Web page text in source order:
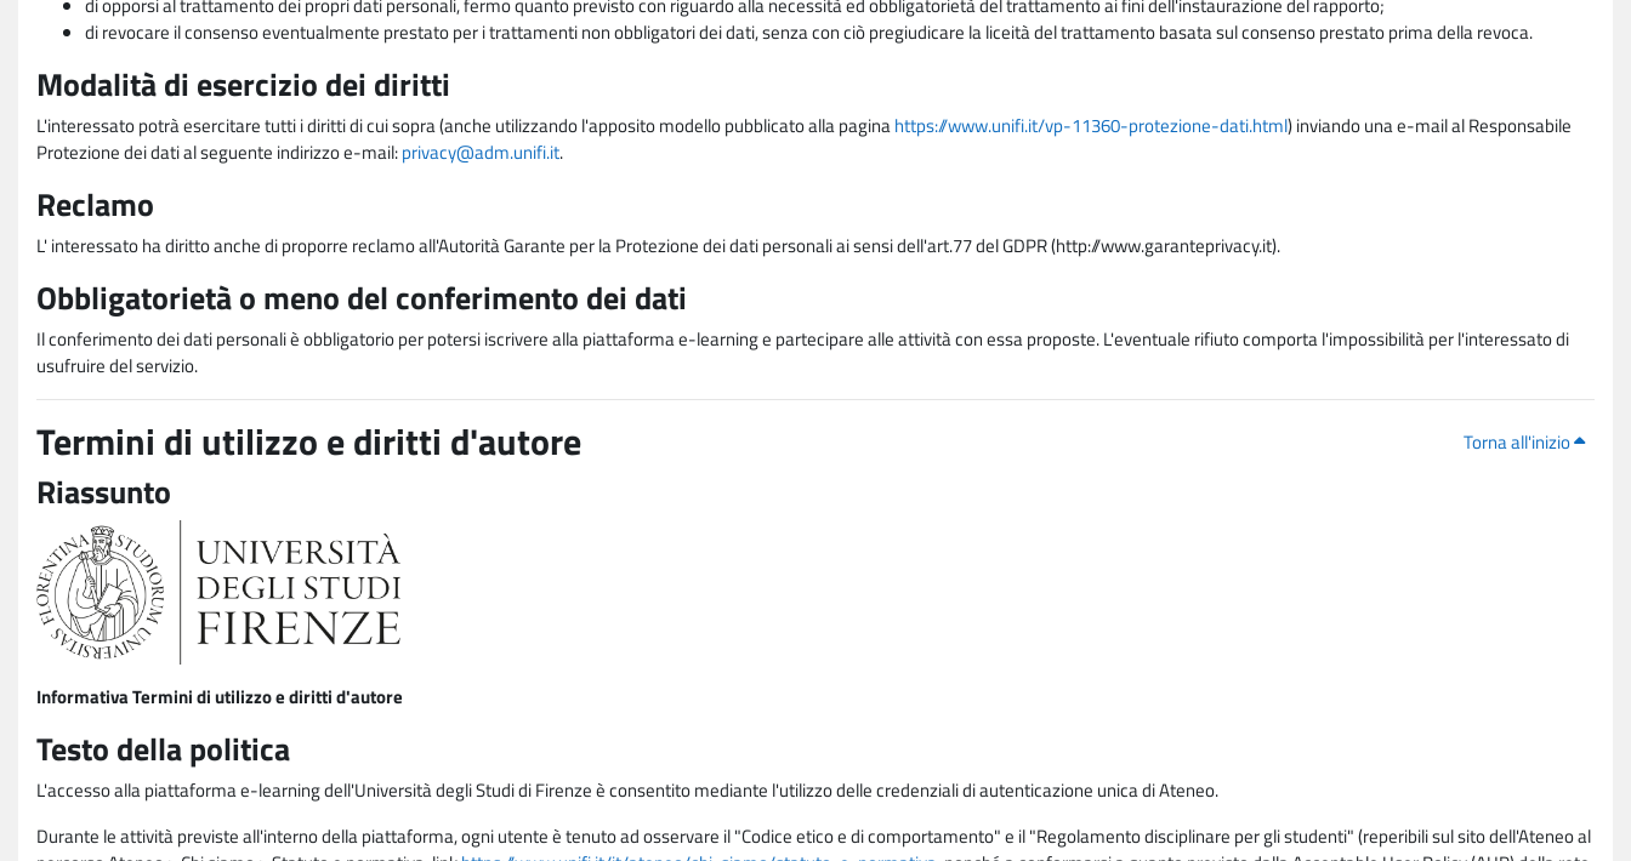
di revocare il consenso eventualmente prestato per i trattamenti non obbligatori dei dati, senza con ciò pregiudicare la liceità del trattamento basata sul consenso prestato prima della revoca.
Modalità di esercizio dei diritti
L'interessato potrà esercitare tutti i diritti di cui sopra (anche utilizzando l'apposito modello pubblicato alla paginahttps://www.unifi.it/vp-11360-protezione-dati.html) inviando una e-mail al Responsabile
Protezione dei dati al seguente indirizzo e-mail:privacy@adm.unifi.it.
Reclamo
L' interessato ha diritto anche di proporre reclamo all'Autorità Garante per la Protezione dei dati personali ai sensi dell'art.77 del GDPR (http://www.garanteprivacy.it).
Obbligatorietà o meno del conferimento dei dati
Il conferimento dei dati personali è obbligatorio per potersi iscrivere alla piattaforma e-learning e partecipare alle attività con essa proposte. L'eventuale rifiuto comporta l'impossibilità per l'interessato di
usufruire del servizio.
Torna all'inizio
Termini di utilizzo e diritti d'autore
Riassunto
Informativa Termini di utilizzo e diritti d'autore
Testo della politica
L'accesso alla piattaforma e-learning dell'Università degli Studi di Firenze è consentito mediante l'utilizzo delle credenziali di autenticazione unica di Ateneo.
Durante le attività previste all'interno della piattaforma, ogni utente è tenuto ad osservare il "Codice etico e di comportamento" e il "Regolamento disciplinare per gli studenti" (reperibili sul sito dell'Ateneo al